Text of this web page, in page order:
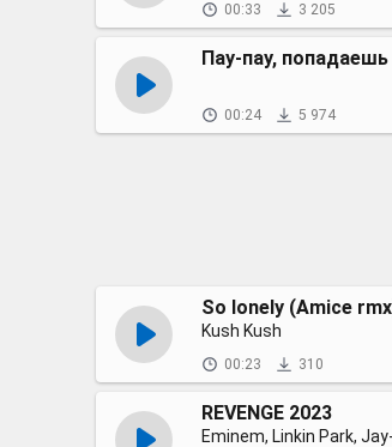
00:33 3 205
Пау-пау,
00:24 5 974
So lonely (Amice
Kush Kush
00:23 310
REVENGE 2023
Eminem, Linkin Park,